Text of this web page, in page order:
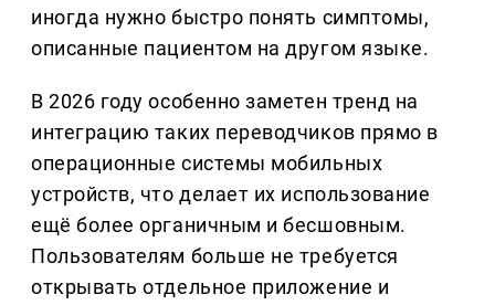
иногда нужно быстро понять симптомы,
описанные пациентом на другом языке.
В 2026 году особенно заметен тренд на
интеграцию таких переводчиков прямо в
операционные системы мобильных
устройств, что делает их использование
ещё более органичным и бесшовным.
Пользователям больше не требуется
открывать отдельное приложение и